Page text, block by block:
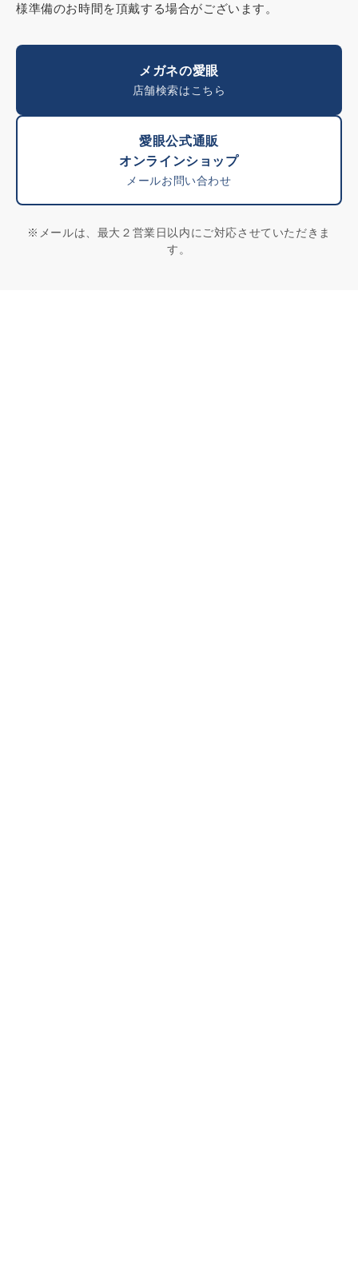
様準備のお時間を頂戴する場合がございます。
メガネの愛眼
店舗検索はこちら
愛眼公式通販
オンラインショップ
メールお問い合わせ
※メールは、最大２営業日以内にご対応させていただきま
す。